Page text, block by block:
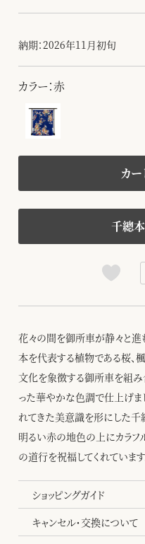
納期：2026年11月初旬
カラー：赤
カ
千總
花々の間を御所車が静々と進
本を代表する植物である桜、
文化を象徴する御所車を組
った華やかな色調で仕上げま
れてきた美意識を形にした千
明るい赤の地色の上にカラ
の道行を祝福してくれています
ショッピングガイド
キャンセル・交換について